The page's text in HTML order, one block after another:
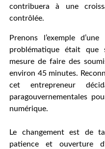
contribuera à une
contrôlée.
Prenons l’exemple
problématique était
mesure de faire des
environ 45 minutes.
cet entrepreneur
paragouvernementales
numérique.
Le changement est de
patience et ouverture